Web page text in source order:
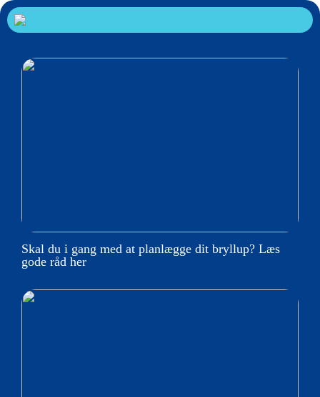
Skal du i gang med at planlægge dit bryllup? Læs
gode råd her